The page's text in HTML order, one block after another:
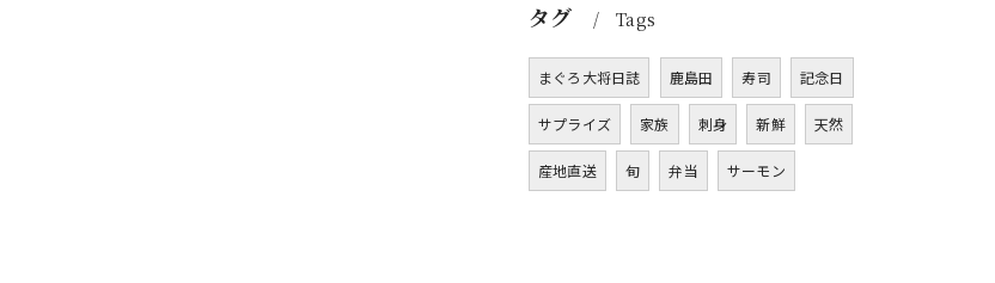
タグ Tags
まぐろ大将日誌 鹿島田 寿司 記念日
サプライズ 家族 刺身 新鮮 天然
産地直送 旬 弁当 サーモン